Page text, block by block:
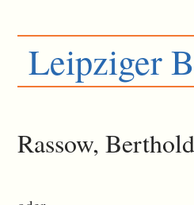
Leipziger
Rassow, Berthold